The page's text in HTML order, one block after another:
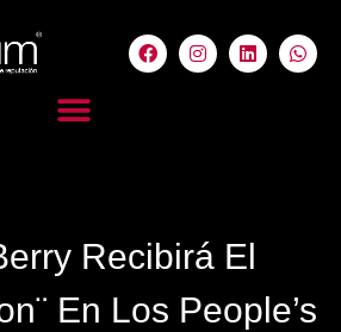
Recibirá El
En Los People’s